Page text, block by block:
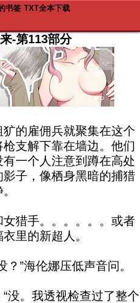
书签 TXT全本下载
-第113部分
雇佣兵就聚集在这个
支解下靠在墙边。他们
一个人注意到蹲在高处
子，像栖身黑暗的捕猎
手。。。。。。或者
里的新超人。
伦娜压低声音问。
我透视检查过了整个